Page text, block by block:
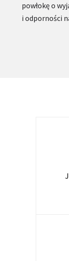
powłokę o
i odporności